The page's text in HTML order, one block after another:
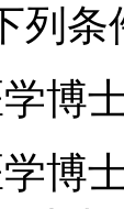
列条
学博
学博